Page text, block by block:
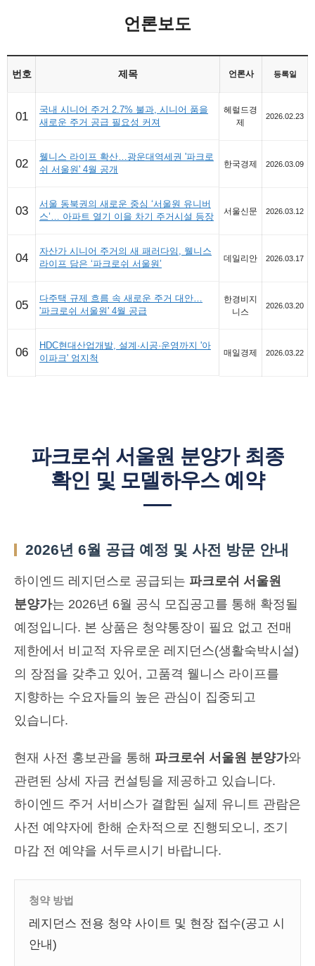
언론보도
번호 제목 언론사 등록일
01
국내 시니어 주거 2.7% 불과, 시니어 품을
새로운 주거 공급 필요성 커져
헤럴드경
제
2026.02.23
02
웰니스 라이프 확산…광운대역세권 '파크로
쉬 서울원' 4월 공개
한국경제 2026.03.09
03
서울 동북권의 새로운 중심 ‘서울원 유니버
스’… 아파트 열기 이을 차기 주거시설 등장
서울신문 2026.03.12
04
자산가 시니어 주거의 새 패러다임, 웰니스
라이프 담은 ‘파크로쉬 서울원’
데일리안 2026.03.17
05
다주택 규제 흐름 속 새로운 주거 대안…
'파크로쉬 서울원' 4월 공급
한경비지
니스
2026.03.20
06
HDC현대산업개발, 설계·시공·운영까지 '아
이파크' 엄지척
매일경제 2026.03.22
파크로쉬 서울원 분양가 최종
확인 및 모델하우스 예약
2026년 6월 공급 예정 및 사전 방문 안내
하이엔드 레지던스로 공급되는 파크로쉬 서울원
분양가는 2026년 6월 공식 모집공고를 통해 확정될
예정입니다. 본 상품은 청약통장이 필요 없고 전매
제한에서 비교적 자유로운 레지던스(생활숙박시설)
의 장점을 갖추고 있어, 고품격 웰니스 라이프를
지향하는 수요자들의 높은 관심이 집중되고
있습니다.
현재 사전 홍보관을 통해 파크로쉬 서울원 분양가와
관련된 상세 자금 컨설팅을 제공하고 있습니다.
하이엔드 주거 서비스가 결합된 실제 유니트 관람은
사전 예약자에 한해 순차적으로 진행되오니, 조기
마감 전 예약을 서두르시기 바랍니다.
청약 방법
레지던스 전용 청약 사이트 및 현장 접수(공고 시
안내)